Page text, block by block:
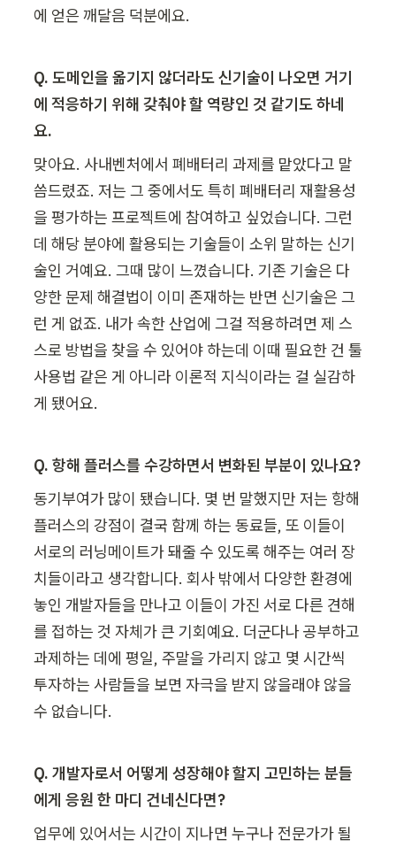
에 얻은 깨달음 덕분에요.
Q. 도메인을 옮기지 않더라도 신기술이 나오면 거기
에 적응하기 위해 갖춰야 할 역량인 것 같기도 하네
요.
맞아요. 사내벤처에서 폐배터리 과제를 맡았다고 말
씀드렸죠. 저는 그 중에서도 특히 폐배터리 재활용성
을 평가하는 프로젝트에 참여하고 싶었습니다. 그런
데 해당 분야에 활용되는 기술들이 소위 말하는 신기
술인 거예요. 그때 많이 느꼈습니다. 기존 기술은 다
양한 문제 해결법이 이미 존재하는 반면 신기술은 그
런 게 없죠. 내가 속한 산업에 그걸 적용하려면 제 스
스로 방법을 찾을 수 있어야 하는데 이때 필요한 건 툴
사용법 같은 게 아니라 이론적 지식이라는 걸 실감하
게 됐어요.
Q. 항해 플러스를 수강하면서 변화된 부분이 있나요?
동기부여가 많이 됐습니다. 몇 번 말했지만 저는 항해
플러스의 강점이 결국 함께 하는 동료들, 또 이들이
서로의 러닝메이트가 돼줄 수 있도록 해주는 여러 장
치들이라고 생각합니다. 회사 밖에서 다양한 환경에
놓인 개발자들을 만나고 이들이 가진 서로 다른 견해
를 접하는 것 자체가 큰 기회예요. 더군다나 공부하고
과제하는 데에 평일, 주말을 가리지 않고 몇 시간씩
투자하는 사람들을 보면 자극을 받지 않을래야 않을
수 없습니다.
Q. 개발자로서 어떻게 성장해야 할지 고민하는 분들
에게 응원 한 마디 건네신다면?
업무에 있어서는 시간이 지나면 누구나 전문가가 될